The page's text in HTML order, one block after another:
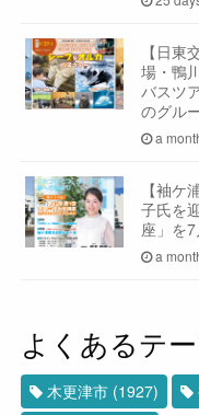
【日東
場・鴨
バスツ
のグル
a
【袖ケ
子氏を
座」を
a
よくあるテ
木更津市 (1927)